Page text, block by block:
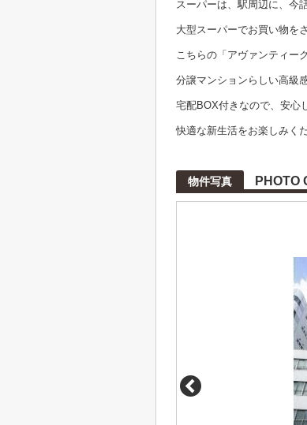
スーパーは、駅周辺に、今
大型スーパーでお買い物を
こちらの「アヴァンティー
分譲マンションらしい高級
宅配BOX付きなので、安心
快適な新生活をお楽しみく
物件写真 PHOTO